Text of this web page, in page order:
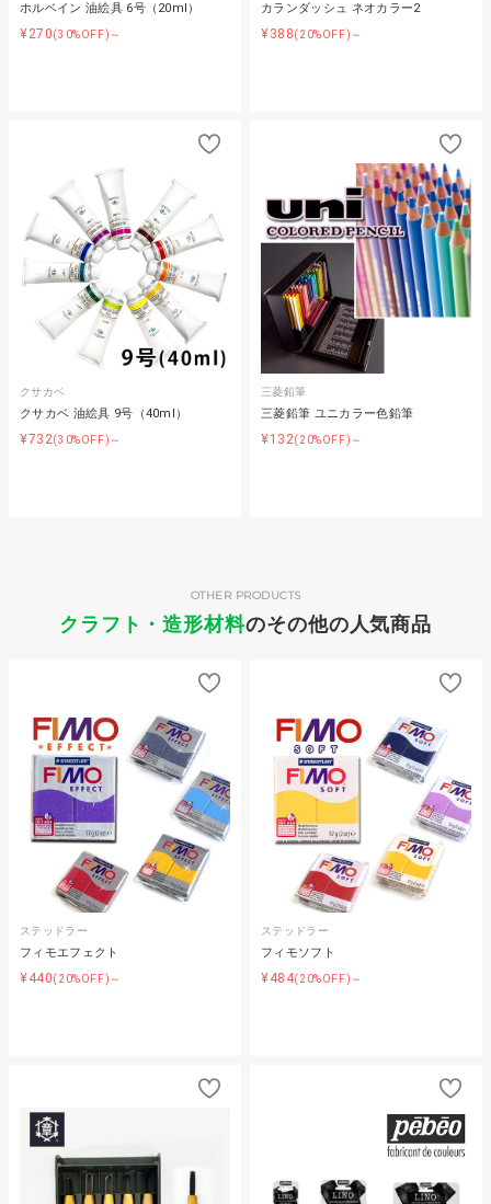
ホルベイン 油絵具 6号（20ml）
¥270(30%OFF)～
カランダッシュ ネオカラー2
¥388(20%OFF)～
クサカベ
クサカベ 油絵具 9号（40ml）
¥732(30%OFF)～
三菱鉛筆
三菱鉛筆 ユニカラー色鉛筆
¥132(20%OFF)～
クラフト・造形材料のその他の人気商品
OTHER PRODUCTS
ステッドラー
フィモエフェクト
¥440(20%OFF)～
ステッドラー
フィモソフト
¥484(20%OFF)～